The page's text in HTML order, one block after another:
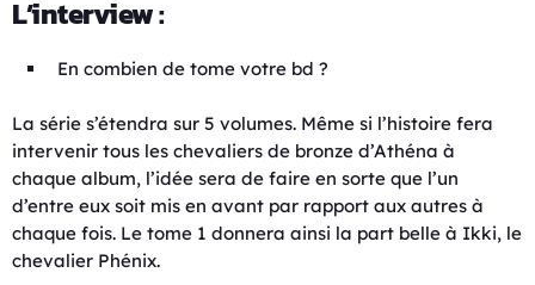
L’interview :
En combien de tome votre bd ?
La série s’étendra sur 5 volumes. Même si l’histoire fera
intervenir tous les chevaliers de bronze d’Athéna à
chaque album, l’idée sera de faire en sorte que l’un
d’entre eux soit mis en avant par rapport aux autres à
chaque fois. Le tome 1 donnera ainsi la part belle à Ikki, le
chevalier Phénix.